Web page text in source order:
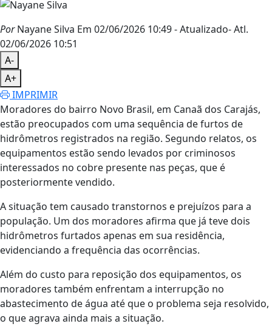
PorNayane Silva Em 02/06/2026 10:49- Atualizado- Atl.
02/06/2026 10:51
A-
A+
IMPRIMIR
Moradores do bairro Novo Brasil, em Canaã dos Carajás,
estão preocupados com uma sequência de furtos de
hidrômetros registrados na região. Segundo relatos, os
equipamentos estão sendo levados por criminosos
interessados no cobre presente nas peças, que é
posteriormente vendido.
A situação tem causado transtornos e prejuízos para a
população. Um dos moradores afirma que já teve dois
hidrômetros furtados apenas em sua residência,
evidenciando a frequência das ocorrências.
Além do custo para reposição dos equipamentos, os
moradores também enfrentam a interrupção no
abastecimento de água até que o problema seja resolvido,
o que agrava ainda mais a situação.